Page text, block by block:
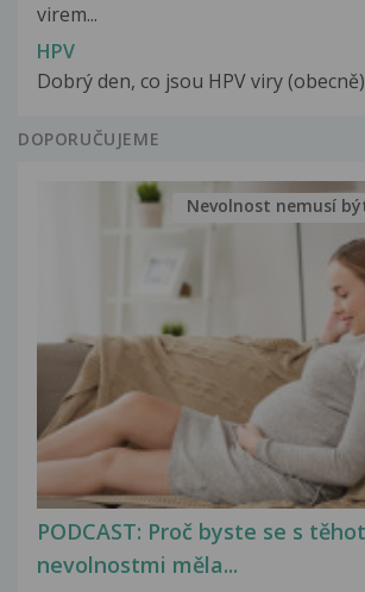
virem...
HPV
Dobrý den, co jsou HPV viry
DOPORUČUJEME
PODCAST: Proč byste se s
nevolnostmi měla...
Nevolnost nemusí